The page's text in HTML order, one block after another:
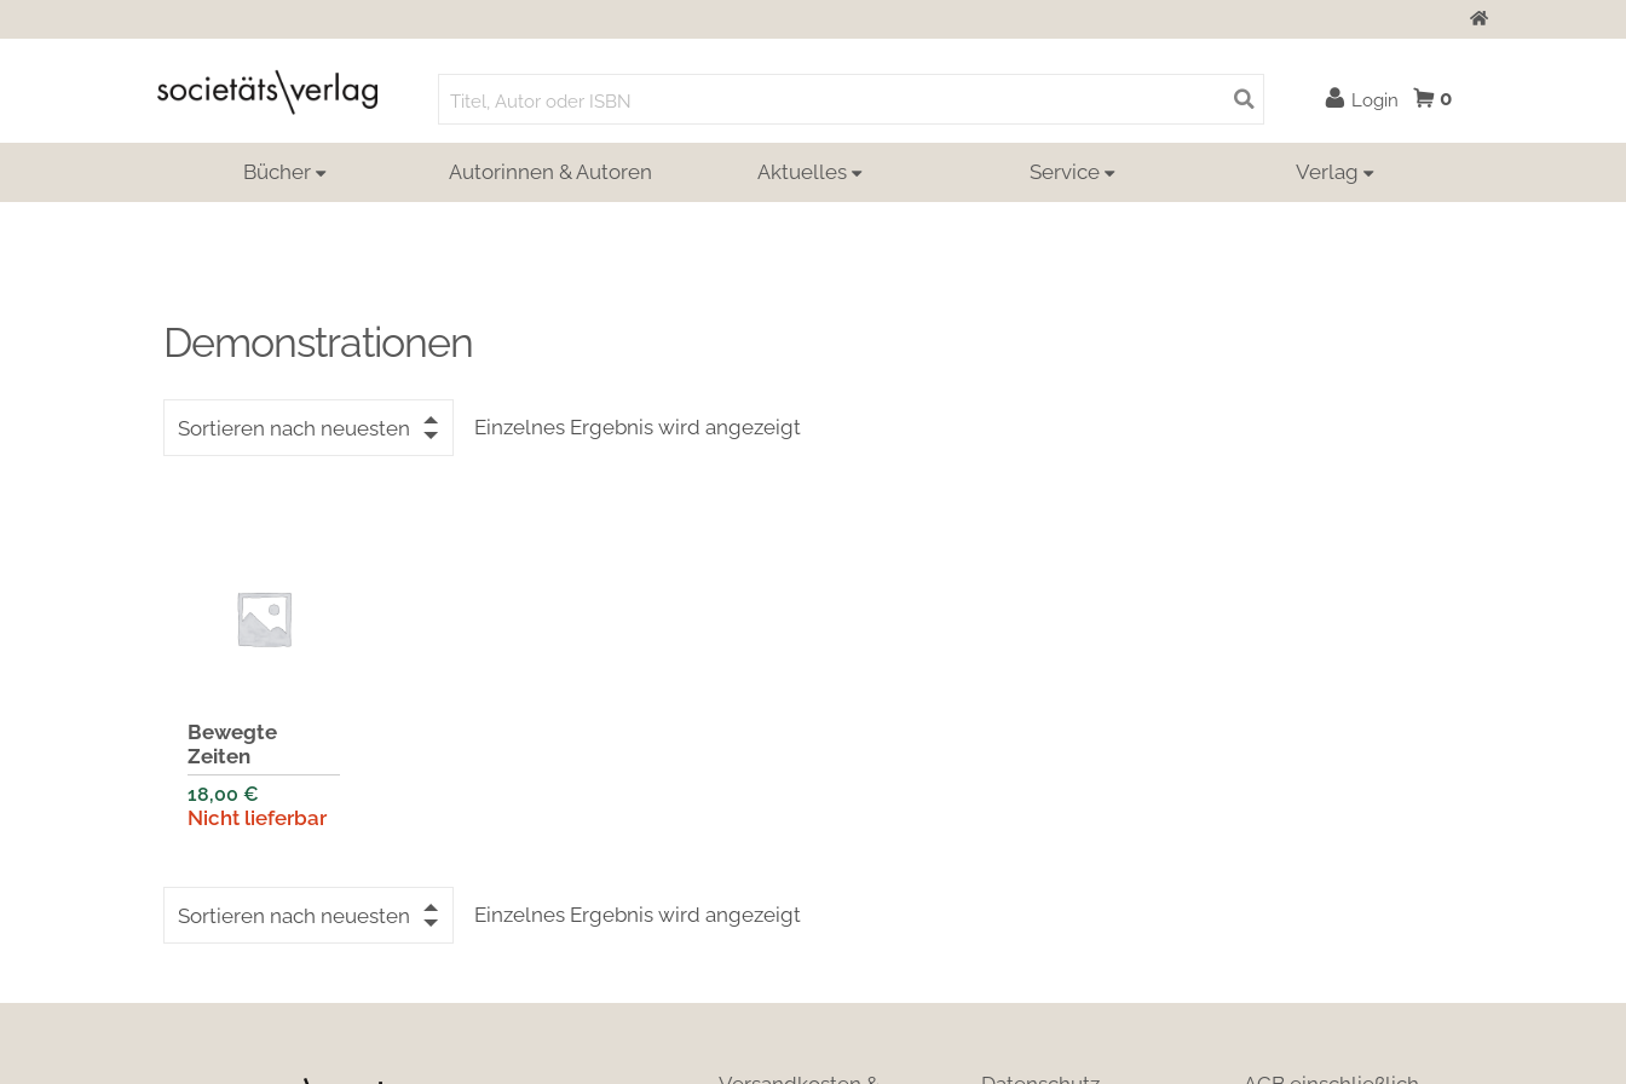
Zur Startseite
for:
Login 0
Bücher Autorinnen & Autoren Aktuelles Service Verlag
Demonstrationen
Sortieren nach neuesten Einzelnes Ergebnis wird angezeigt
Bewegte
Zeiten
18,00€
Nicht lieferbar
Sortieren nach neuesten Einzelnes Ergebnis wird angezeigt